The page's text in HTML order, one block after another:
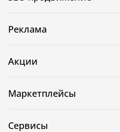
Реклама
Акции
Маркетплейсы
Сервисы